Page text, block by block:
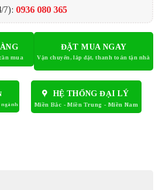
7): 0936 080 365
ĐẶT MUA NGAY
HỆ THỐNG ĐẠI LÝ